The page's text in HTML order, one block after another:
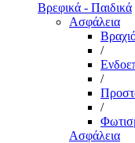
Βρεφικά - Παιδικά
Ασφάλεια
/
/
/
Ασφάλεια